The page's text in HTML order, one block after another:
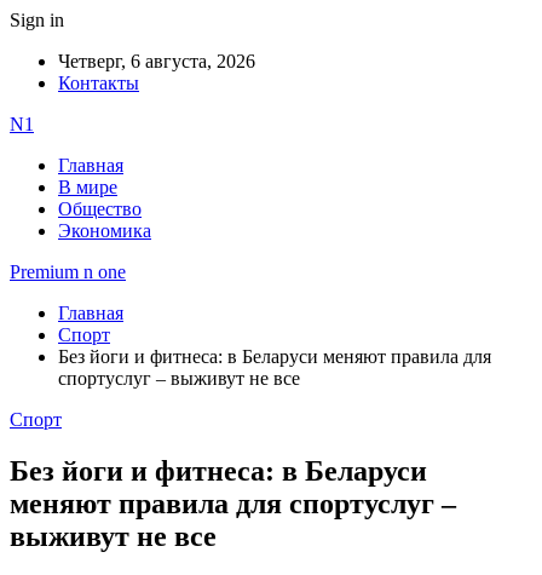
Sign in
Четверг, 6 августа, 2026
Контакты
N1
Главная
В мире
Общество
Экономика
Premium n one
Главная
Спорт
Без йоги и фитнеса: в Беларуси меняют правила для
спортуслуг – выживут не все
Спорт
Без йоги и фитнеса: в Беларуси
меняют правила для спортуслуг –
выживут не все